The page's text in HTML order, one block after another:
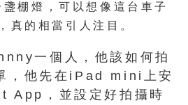
棚燈，可以想像這台車子
真的相當引人注目。
一個人，他該如何拍
，他先在iPad mini上安
，並設定好拍攝時